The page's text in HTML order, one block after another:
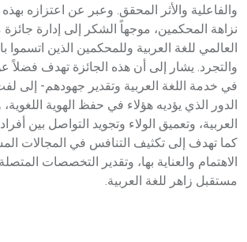
والفاعلية والأثر المحقق. وعبر عن اعتزازه
نزاهة المحكمين، موجهاً الشكر إلى إدارة
العالمي للغة العربية وللمحكمين الذين اتسموا
والتجرد. يشار إلى أن هذه الجائزة تهدف فضلاً
في خدمة اللغة العربية وتقدير جهودهم- إلى
الدور الذي يؤديه هؤلاء في حفظ الهوية
العربية، وتعميق الولاء وتجويد التواصل بين
كما تهدف إلى تكثيف التنافس في المجالات
الاهتمام والعناية بها، وتقدير التخصصات
مستقبل زاهر للغة العربية.